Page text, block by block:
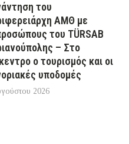
του
ΑΜΘ με
του TÜRSAB
– Στο
ο τουρισμός και οι
υποδομές
2026